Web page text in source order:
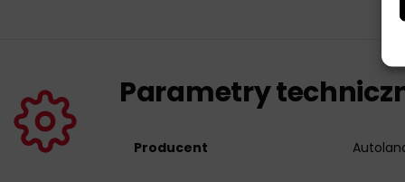
Parametry
Producent